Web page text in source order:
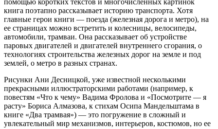
помощью коротких текстов и многочисленных картинок
книга поэтапно рассказывает историю транспорта. Хотя
главные герои книги — поезда (железная дорога и метро), на
ее страницах можно встретить и колесницы, велосипеды,
автомобили, трамваи. Она рассказывает об устройстве
паровых двигателей и двигателей внутреннего сгорания, о
технологиях строительства железных дорог на земле и под
землей, о метро в разных странах.
Рисунки Ани Десницкой, уже известной несколькими
прекрасными иллюстраторскими работами (например, к
повестям «Что к чему» Вадима Фролова и «Посмотрите — я
расту» Бориса Алмазова, к стихам Осипа Мандельштама в
книге «Два трамвая») — это погружение в сложный и
увлекательный мир механизмов, интерьеров, костюмов, но ее